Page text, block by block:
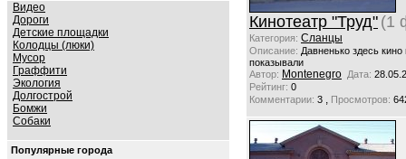
Видео
Дороги
Детские площадки
Колодцы (люки)
Мусор
Граффити
Экология
Долгострой
Бомжи
Собаки
Популярные города
Кинотеатр "Труд" (1
Категория: Сланцы
Описание: Давненько здесь кино
показывали
Автор: Montenegro Дата:
Рейтинг: 0
Комментарии: 3 , Просмотров: